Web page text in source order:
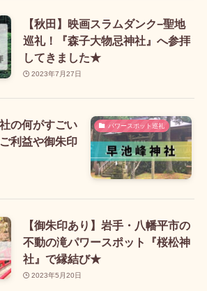
【秋田】映画スラムダンク−聖地
巡礼！『森子大物忌神社』へ参拝
してきました★
2023年7月27日
パワースポット巡礼
の何がすごい
利益や御朱印
【御朱印あり】岩手・八幡平市の
不動の滝パワースポット『桜松神
社』で縁結び★
2023年5月20日